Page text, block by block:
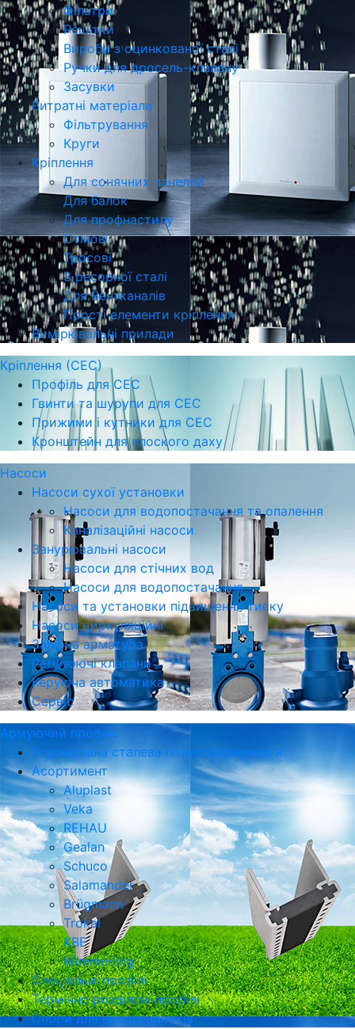
Фільтри
Решітки
Вироби з оцинкованої сталі
Ручки для дросель-клапану
Засувки
Витратні матеріали
Фільтрування
Круги
Кріплення
Для сонячних панелей
Для балок
Для профнастилу
Стінові
Тросові
З ресорної сталі
Для Вентканалів
Прості елементи кріплення
Вимірювальні прилади
Кріплення (СЕС)
Профіль для СЕС
Гвинти та шурупи для СЕС
Прижими і кутники для СЕС
Кронштейн для плоского даху
Насоси
Насоси сухої установки
Насоси для водопостачання та опалення
Каналізаційні насоси
Занурювальні насоси
Насоси для стічних вод
Насоси для водопостачання
Насоси та установки підвищення тиску
Насоси циркуляційні
Запірна арматура
Регулюючі клапани
Керуюча автоматика
Сервіс
Армуючий профіль
Оцинкована сталева полоса/армування
Асортимент
Aluplast
Veka
REHAU
Gealan
Schuco
Salamander
Brügmann
Trokal
KBE
Kömmerling
Спеціальні профілі
Термічно розділені профілі
Опори для виноградників